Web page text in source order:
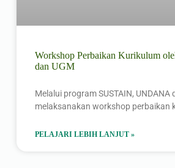
Workshop Perbaikan Kurikulum
dan UGM
Melalui program SUSTAIN, UNDANA
melaksanakan workshop perbaikan
PELAJARI LEBIH LANJUT »